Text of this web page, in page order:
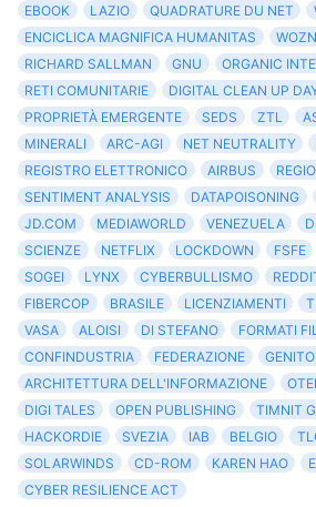
EBOOK
LAZIO QUADRATURE DU NET
ENCICLICA MAGNIFICA HUMANITAS
RICHARD SALLMAN
GNU
ORGANIC
RETI COMUNITARIE
DIGITAL CLEAN UP
PROPRIETÀ EMERGENTE
SEDS ZTL
MINERALI
ARC-AGI NET NEUTRALITY
REGISTRO ELETTRONICO
AIRBUS
SENTIMENT ANALYSIS
DATAPOISONING
JD.COM
MEDIAWORLD VENEZUELA
SCIENZE
NETFLIX LOCKDOWN FSFE
SOGEI
LYNX CYBERBULLISMO
FIBERCOP
BRASILE LICENZIAMENTI
VASA
ALOISI DI STEFANO FORMATI
CONFINDUSTRIA
FEDERAZIONE
ARCHITETTURA DELL'INFORMAZIONE
DIGI TALES
OPEN PUBLISHING TIMNIT
HACKORDIE
SVEZIA IAB BELGIO
SOLARWINDS
CD-ROM KAREN HAO
CYBER RESILIENCE ACT